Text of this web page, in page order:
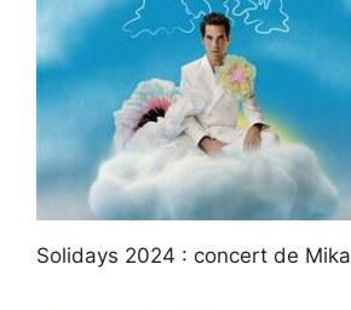
Solidays 2024 : concert de Mika